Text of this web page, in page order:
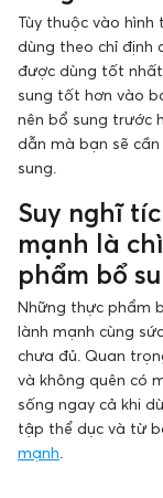
Tùy thuộc vào
dùng theo chỉ định
được dùng tốt
sung tốt hơn vào
nên bổ sung trước
dẫn mà bạn sẽ
sung.
Suy nghĩ
mạnh là
phẩm bổ
Những thực phẩm
lành mạnh cùng
chưa đủ. Quan
và không quên có
sống ngay cả khi
tập thể dục và từ
mạnh